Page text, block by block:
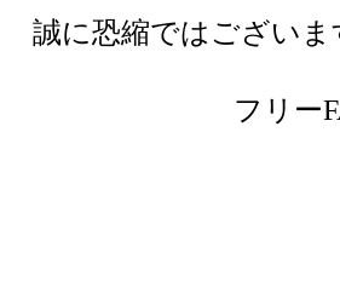
誠に恐縮ではござい
フリー